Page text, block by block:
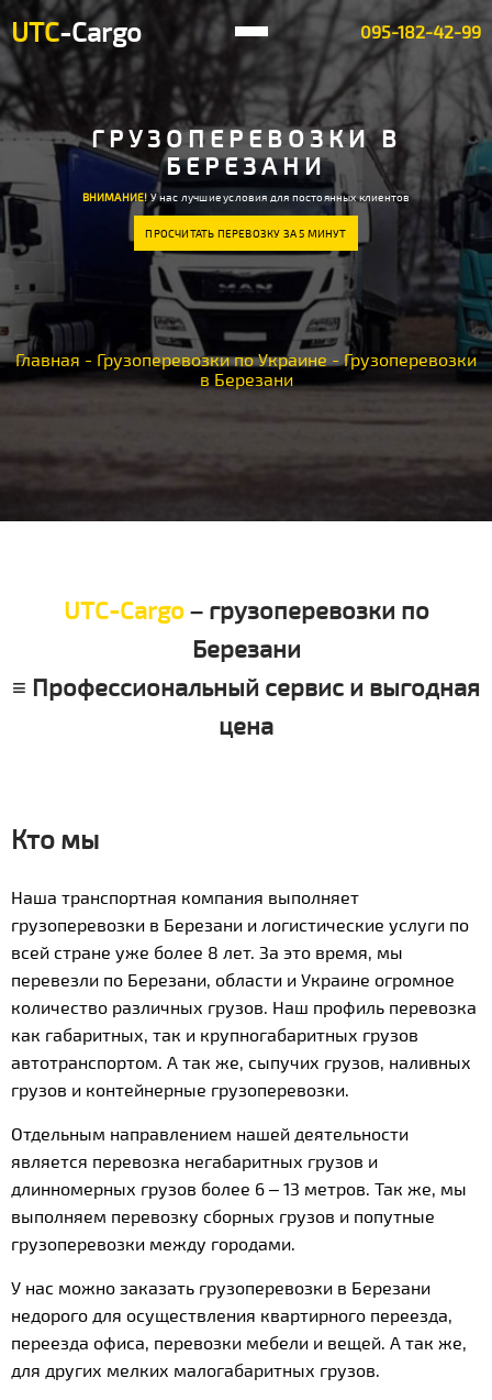
UTC-Cargo 095-182-42-99
ГРУЗОПЕРЕВОЗКИ В
БЕРЕЗАНИ
ВНИМАНИЕ!У нас лучшие условия для постоянных клиентов
ПРОСЧИТАТЬ ПЕРЕВОЗКУ ЗА 5 МИНУТ
Главная - Грузоперевозки по Украине -Грузоперевозки
в Березани
UTC-Cargo– грузоперевозки по
Березани
≡ Профессиональный сервис и выгодная
цена
Кто мы
Наша транспортная компания выполняет
грузоперевозки в Березани и логистические услуги по
всей стране уже более 8 лет. За это время, мы
перевезли по Березани, области и Украине огромное
количество различных грузов. Наш профиль перевозка
как габаритных, так и крупногабаритных грузов
автотранспортом. А так же, сыпучих грузов, наливных
грузов и контейнерные грузоперевозки.
Отдельным направлением нашей деятельности
является перевозка негабаритных грузов и
длинномерных грузов более 6 – 13 метров. Так же, мы
выполняем перевозку сборных грузов и попутные
грузоперевозки между городами.
У нас можно заказать грузоперевозки в Березани
недорого для осуществления квартирного переезда,
переезда офиса, перевозки мебели и вещей. А так же,
для других мелких малогабаритных грузов.